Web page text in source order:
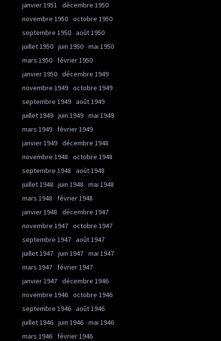
janvier 1951
décembre 1950
novembre 1950 octobre 1950
septembre 1950 août 1950
juillet 1950 juin 1950 mai 1950
mars 1950
février 1950
janvier 1950 décembre 1949
novembre 1949 octobre 1949
septembre 1949 août 1949
juillet 1949 juin 1949 mai 1949
mars 1949
février 1949
janvier 1949 décembre 1948
novembre 1948
octobre 1948
septembre 1948
août 1948
juillet 1948
juin 1948
mai 1948
mars 1948
février 1948
janvier 1948
décembre 1947
novembre 1947 octobre 1947
septembre 1947 août 1947
juillet 1947 juin 1947 mai 1947
mars 1947
février 1947
janvier 1947 décembre 1946
novembre 1946 octobre 1946
septembre 1946 août 1946
juillet 1946 juin 1946 mai 1946
mars 1946
février 1946